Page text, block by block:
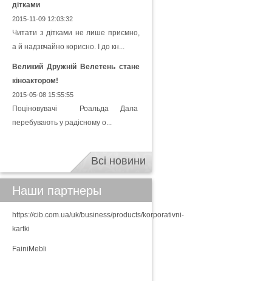
дітками
2015-11-09 12:03:32
Читати з дітками не лише приємно,
а й надзвчайно корисно. І до кн...
Великий Дружній Велетень стане
кіноактором!
2015-05-08 15:55:55
Поціновувачі Роальда Дала
перебувають у радісному о...
Всі новини
Наши партнеры
https://cib.com.ua/uk/business/products/korporativni-
kartki
FainiMebli